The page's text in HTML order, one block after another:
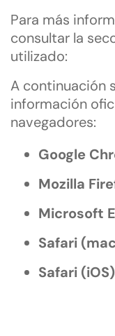
Para más
consultar la
utilizado:
A continuación
información
navegadores:
Google
Mozilla
Microsoft
Safari
Safari (iOS)